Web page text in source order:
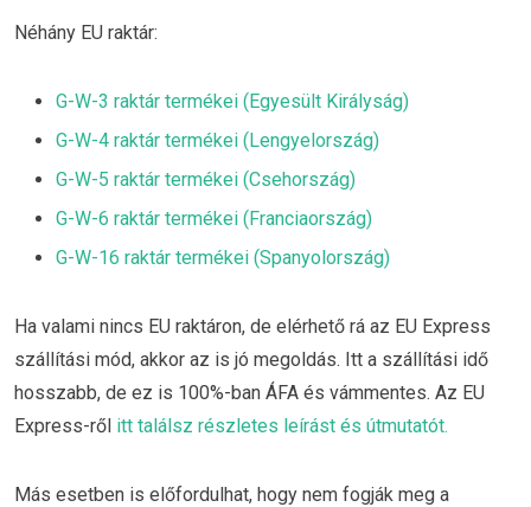
Néhány EU raktár:
G-W-3 raktár termékei (Egyesült Királyság)
G-W-4 raktár termékei (Lengyelország)
G-W-5 raktár termékei (Csehország)
G-W-6 raktár termékei (Franciaország)
G-W-16 raktár termékei (Spanyolország)
Ha valami nincs EU raktáron, de elérhető rá az EU Express
szállítási mód, akkor az is jó megoldás. Itt a szállítási idő
hosszabb, de ez is 100%-ban ÁFA és vámmentes. Az EU
Express-ről itt találsz részletes leírást és útmutatót.
Más esetben is előfordulhat, hogy nem fogják meg a